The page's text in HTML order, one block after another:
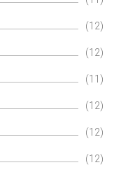
(12)
(12)
(11)
(12)
(12)
(12)